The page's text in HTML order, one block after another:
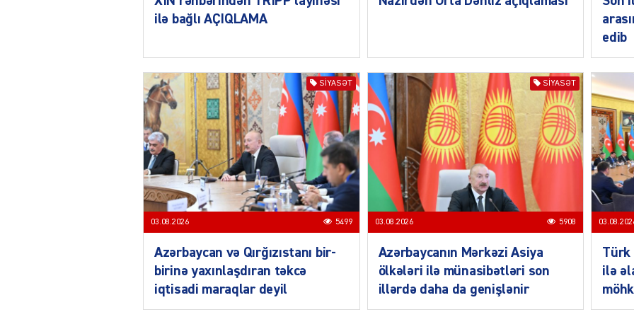
ilə bağlı AÇIQLAMA
edib
SIYASƏT
03.08.2026 5499
Azərbaycan və Qırğızıstanı bir-
birinə yaxınlaşdıran təkcə
iqtisadi maraqlar deyil
SIYASƏT
03.08.2026 5908
Azərbaycanın Mərkəzi Asiya
ölkələri ilə münasibətləri son
illərdə daha da genişlənir
Türk
ilə